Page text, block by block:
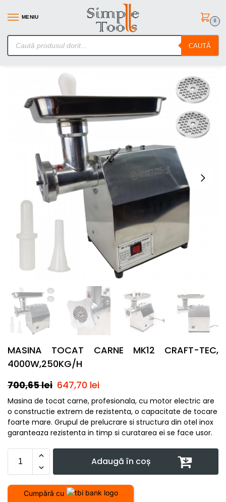
MENIU
CAUTĂ
0
SimpleTools.ro – Gasesti orice – Comanzi simplu
Prima pagină
Uz casnic Masini tocat carne MASINA TOCAT CARNE MK12 CRAFT-TEC, 4000W,250KG/H
MASINA TOCAT CARNE MK12 CRAFT-TEC,
4000W,250KG/H
700,65lei 647,70 lei
Masina de tocat carne, profesionala, cu motor electric are
o constructie extrem de rezistenta, o capacitate de tocare
foarte mare. Grupul de prelucrare si structura din otel inox
garanteaza rezistenta in timp si curatarea ei se face usor.
Adaugă în coș
Cumpără cu